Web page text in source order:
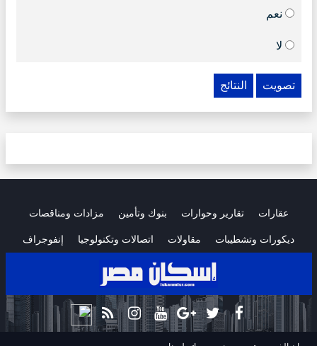
نعم
لا
تصويت النتائج
عقارات تقارير وحوارات بنوك وتأمين مزادات ومناقصات
ديكورات وتشطيبات مقاولات اتصالات وتكنولوجيا إنفوجراف